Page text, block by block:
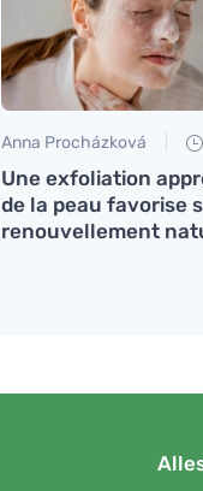
Anna Procházková
Une exfoliation
de la peau favorise
renouvellement